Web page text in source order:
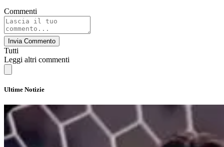
Commenti
Invia Commento
Tutti
Leggi altri commenti
Ultime Notizie